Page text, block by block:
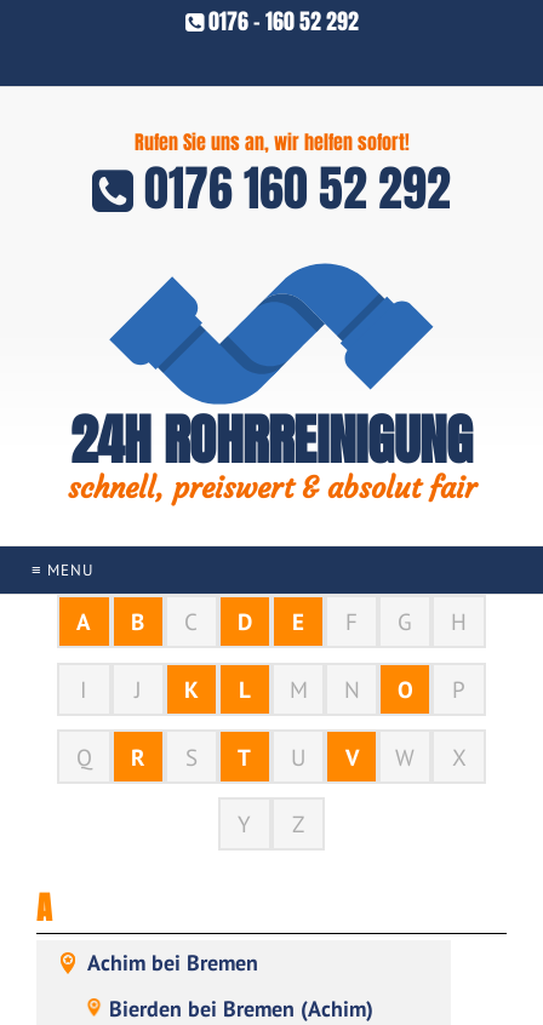
0176 - 160 52 292
Rufen Sie uns an, wir helfen sofort!
0176 160 52 292
24H ROHRREINIGUNG
schnell, preiswert & absolut fair
≡ MENU
A B C D E F G H
I J K L M N O P
Q R S T U V W X
Y Z
A
Achim bei Bremen
Bierden bei Bremen (Achim)